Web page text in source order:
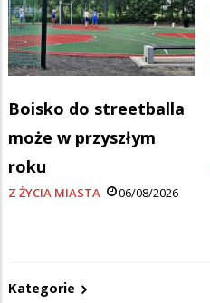
Boisko do streetballa
może w przyszłym
roku
Z ŻYCIA MIASTA 06/08/2026
Kategorie